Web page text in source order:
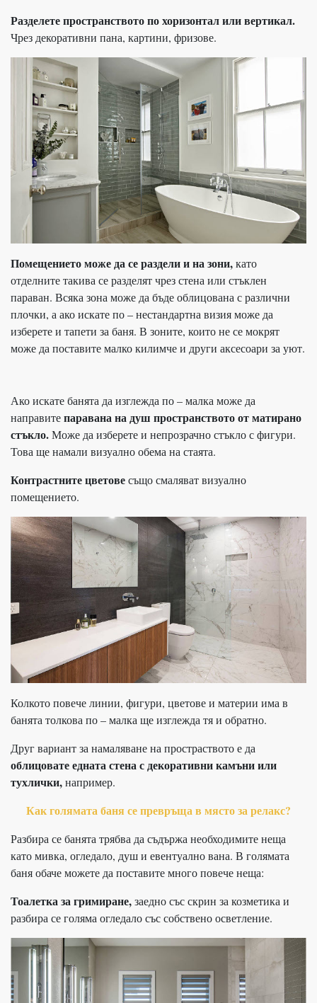
Разделете пространството по хоризонтал или вертикал.
Чрез декоративни пана, картини, фризове.
Помещението може да се раздели и на зони,като
отделните такива се разделят чрез стена или стъклен
параван. Всяка зона може да бъде облицована с различни
плочки, а ако искате по – нестандартна визия може да
изберете и тапети за баня. В зоните, които не се мокрят
може да поставите малко килимче и други аксесоари за уют.
Ако искате банята да изглежда по – малка може да
направитепаравана на душ пространството от матирано
стъкло.Може да изберете и непрозрачно стъкло с фигури.
Това ще намали визуално обема на стаята.
Контрастните цветовесъщо смаляват визуално
помещението.
Колкото повече линии, фигури, цветове и материи има в
банята толкова по – малка ще изглежда тя и обратно.
Друг вариант за намаляване на простраството е да
облицовате едната стена с декоративни камъни или
тухлички,например.
Как голямата баня се превръща в място за релакс?
Разбира се банята трябва да съдържа необходимите неща
като мивка, огледало, душ и евентуално вана. В голямата
баня обаче можете да поставите много повече неща:
Тоалетка за гримиране,заедно със скрин за козметика и
разбира се голяма огледало със собствено осветление.